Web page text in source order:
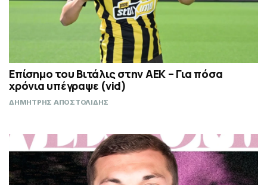
Επίσημο του Βιτάλις στην ΑΕΚ – Για πόσα
χρόνια υπέγραψε (vid)
ΔΗΜΗΤΡΗΣ ΑΠΟΣΤΟΛΙΔΗΣ